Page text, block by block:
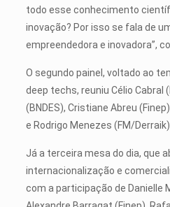
todo esse conhecimento
inovação? Por isso se fala de
empreendedora e inovadora”,
O segundo painel, voltado ao
deep techs, reuniu Célio Cabral
(BNDES), Cristiane Abreu
e Rodrigo Menezes (FM/Derraik).
Já a terceira mesa do dia, que
internacionalização e
com a participação de Danielle